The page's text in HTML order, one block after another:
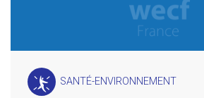
SANTÉ-ENVIRONNEMENT